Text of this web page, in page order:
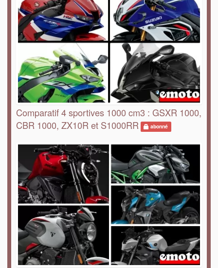
Comparatif 4 sportives 1000 cm3 : GSXR 1000,
CBR 1000, ZX10R et S1000RR
abonné